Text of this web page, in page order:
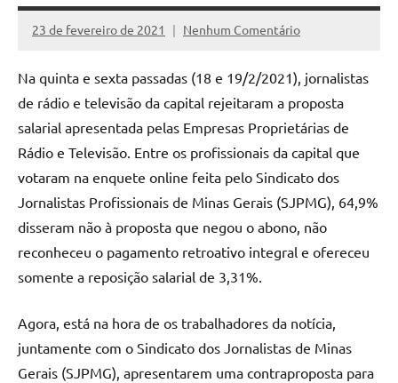
23 de fevereiro de 2021
Rafael
Nenhum Comentário
Na quinta e sexta passadas (18 e 19/2/2021), jornalistas
de rádio e televisão da capital rejeitaram a proposta
salarial apresentada pelas Empresas Proprietárias de
Rádio e Televisão. Entre os profissionais da capital que
votaram na enquete online feita pelo Sindicato dos
Jornalistas Profissionais de Minas Gerais (SJPMG), 64,9%
disseram não à proposta que negou o abono, não
reconheceu o pagamento retroativo integral e ofereceu
somente a reposição salarial de 3,31%.
Agora, está na hora de os trabalhadores da notícia,
juntamente com o Sindicato dos Jornalistas de Minas
Gerais (SJPMG), apresentarem uma contraproposta para